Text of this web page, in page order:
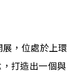
，位處於上環
打造出一個與